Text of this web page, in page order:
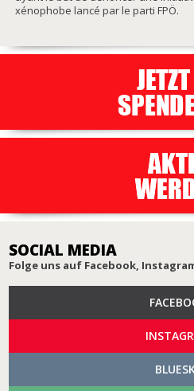
xénophobe lancé par le parti FPÖ.
SOCIAL MEDIA
Folge uns auf Facebook,